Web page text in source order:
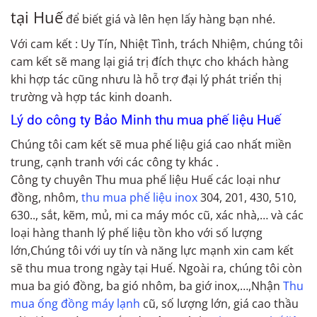
tại Huế để biết giá và lên hẹn lấy hàng bạn nhé.
Với cam kết : Uy Tín, Nhiệt Tình, trách Nhiệm, chúng tôi
cam kết sẽ mang lại giá trị đích thực cho khách hàng
khi hợp tác cũng nhưu là hỗ trợ đại lý phát triển thị
trường và hợp tác kinh doanh.
Lý do công ty Bảo Minh thu mua phế liệu Huế
Chúng tôi cam kết sẽ mua phế liệu giá cao nhất miền
trung, cạnh tranh với các công ty khác .
Công ty chuyên Thu mua phế liệu Huế các loại như
đồng, nhôm, thu mua phế liệu inox304, 201, 430, 510,
630.., sắt, kẽm, mủ, mi ca máy móc cũ, xác nhà,… và các
loại hàng thanh lý phế liệu tồn kho với số lượng
lớn,Chúng tôi với uy tín và năng lực mạnh xin cam kết
sẽ thu mua trong ngày tại Huế. Ngoài ra, chúng tôi còn
mua ba gió đồng, ba gió nhôm, ba giớ inox,…,Nhận Thu
mua ống đồng máy lạnh cũ, số lượng lớn, giá cao thầu